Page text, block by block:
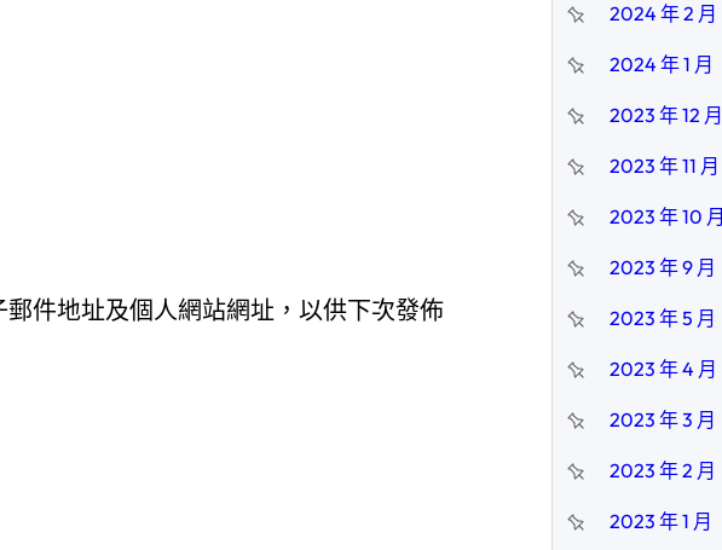
件地址及個人網站網址，以供下次發佈
2024 年 2 月
2024 年 1 月
2023 年 12 月
2023 年 11 月
2023 年 10 月
2023 年 9 月
2023 年 5 月
2023 年 4 月
2023 年 3 月
2023 年 2 月
2023 年 1 月